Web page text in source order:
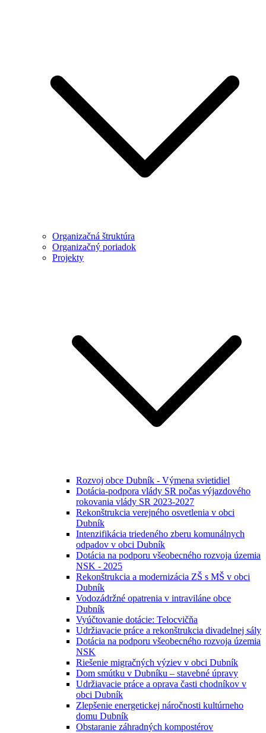
Organizačná štruktúra
Organizačný poriadok
Projekty
Rozvoj obce Dubník - Výmena svietidiel
Dotácia-podpora vlády SR počas výjazdového
rokovania vlády SR 2023-2027
Rekonštrukcia verejného osvetlenia v obci
Dubník
Intenzifikácia triedeného zberu komunálnych
odpadov v obci Dubník
Dotácia na podporu všeobecného rozvoja územia
NSK - 2025
Rekonštrukcia a modernizácia ZŠ s MŠ v obci
Dubník
Vodozádržné opatrenia v intraviláne obce
Dubník
Vyúčtovanie dotácie: Telocvičňa
Udržiavacie práce a rekonštrukcia divadelnej sály
Dotácia na podporu všeobecného rozvoja územia
NSK
Riešenie migračných výziev v obci Dubník
Dom smútku v Dubníku – stavebné úpravy
Udržiavacie práce a oprava časti chodníkov v
obci Dubník
Zlepšenie energetickej náročnosti kultúrneho
domu Dubník
Obstaranie záhradných kompostérov